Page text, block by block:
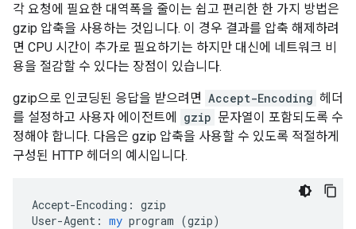
각 요청에 필요한 대역폭을 줄이는 쉽고 편리한 한 가지 방법은
gzip 압축을 사용하는 것입니다. 이 경우 결과를 압축 해제하려
면 CPU 시간이 추가로 필요하기는 하지만 대신에 네트워크 비
용을 절감할 수 있다는 장점이 있습니다.
gzip으로 인코딩된 응답을 받으려면 Accept-Encoding 헤더
를 설정하고 사용자 에이전트에
gzip 문자열이 포함되도록 수
정해야 합니다. 다음은 gzip 압축을 사용할 수 있도록 적절하게
구성된 HTTP 헤더의 예시입니다.
Accept-Encoding: gzip
User-Agent: my program (gzip)